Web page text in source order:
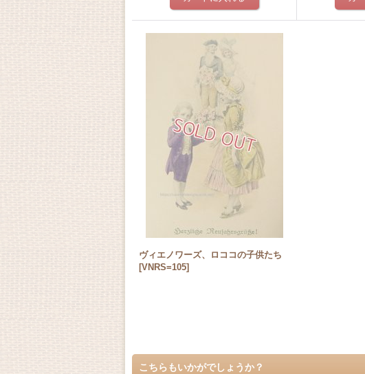
ヴィエノワーズ、ロココの子供たち
[VNRS=105]
こちらもいかがでしょうか？